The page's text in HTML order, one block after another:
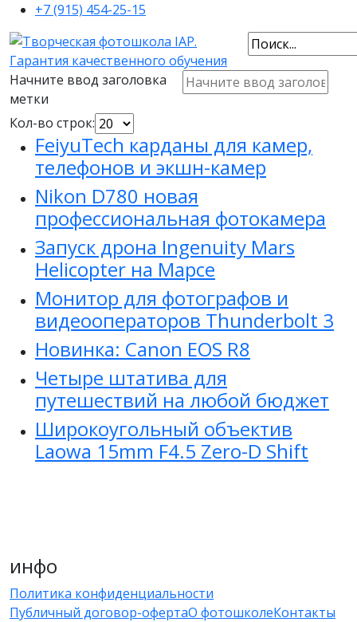
+7 (915) 454-25-15
Начните ввод заголовка
метки
Кол-во строк:
FeiyuTech карданы для камер,
телефонов и экшн-камер
Nikon D780 новая
профессиональная фотокамера
Запуск дрона Ingenuity Mars
Helicopter на Марсе
Монитор для фотографов и
видеооператоров Thunderbolt 3
Новинка: Canon EOS R8
Четыре штатива для
путешествий на любой бюджет
Широкоугольный объектив
Laowa 15mm F4.5 Zero-D Shift
инфо
Политика конфиденциальности
Публичный договор-офертаО фотошколеКонтакты